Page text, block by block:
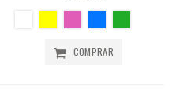
COMPRAR